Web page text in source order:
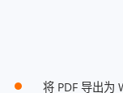
将 PDF 导出为